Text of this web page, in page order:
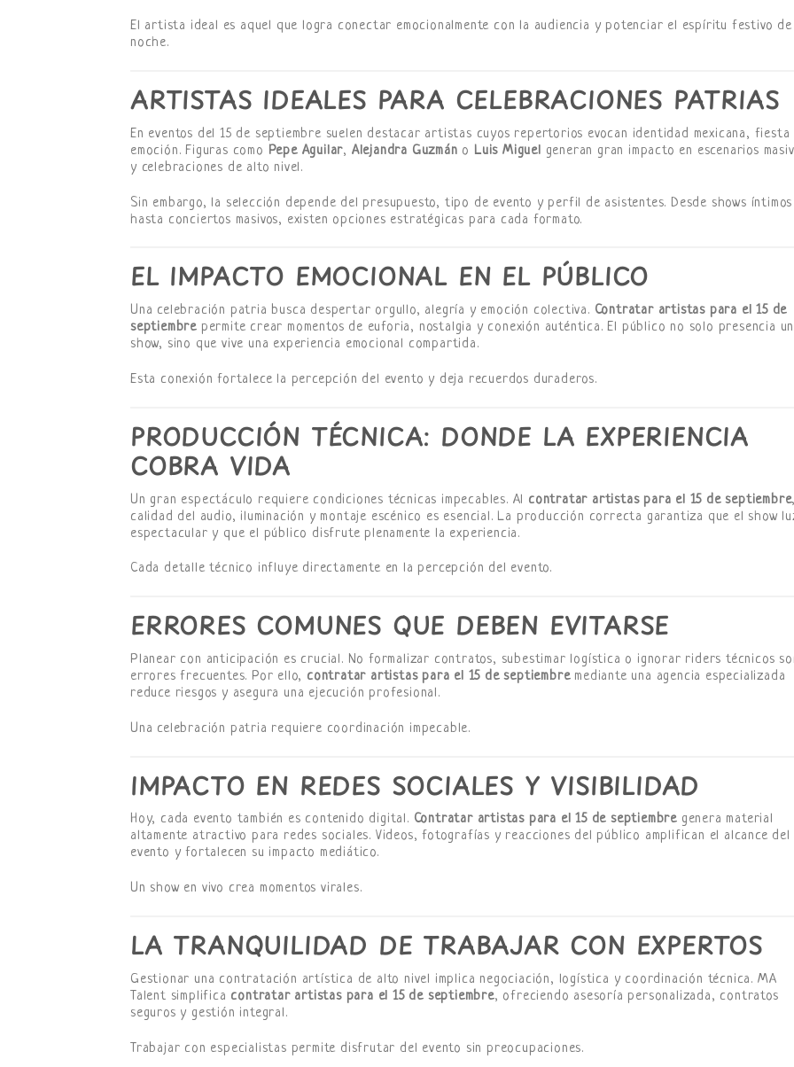
El artista ideal es aquel que logra conectar emocionalmente con la audiencia y potenciar el espíritu festivo de
noche.
ARTISTAS IDEALES PARA CELEBRACIONES PATRIAS
En eventos del 15 de septiembre suelen destacar artistas cuyos repertorios evocan identidad mexicana, fiesta
emoción. Figuras como Pepe Aguilar, Alejandra Guzmán o Luis Miguel generan gran impacto en escenarios
y celebraciones de alto nivel.
Sin embargo, la selección depende del presupuesto, tipo de evento y perfil de asistentes. Desde shows íntimos
hasta conciertos masivos, existen opciones estratégicas para cada formato.
EL IMPACTO EMOCIONAL EN EL PÚBLICO
Una celebración patria busca despertar orgullo, alegría y emoción colectiva. Contratar artistas para el 15 de
septiembre permite crear momentos de euforia, nostalgia y conexión auténtica. El público no solo presencia un
show, sino que vive una experiencia emocional compartida.
Esta conexión fortalece la percepción del evento y deja recuerdos duraderos.
PRODUCCIÓN TÉCNICA: DONDE LA EXPERIENCIA
COBRA VIDA
Un gran espectáculo requiere condiciones técnicas impecables. Al contratar artistas para el 15 de septiembre
calidad del audio, iluminación y montaje escénico es esencial. La producción correcta garantiza que el show
espectacular y que el público disfrute plenamente la experiencia.
Cada detalle técnico influye directamente en la percepción del evento.
ERRORES COMUNES QUE DEBEN EVITARSE
Planear con anticipación es crucial. No formalizar contratos, subestimar logística o ignorar riders técnicos
errores frecuentes. Por ello, contratar artistas para el 15 de septiembremediante una agencia especializada
reduce riesgos y asegura una ejecución profesional.
Una celebración patria requiere coordinación impecable.
IMPACTO EN REDES SOCIALES Y VISIBILIDAD
Hoy, cada evento también es contenido digital. Contratar artistas para el 15 de septiembre genera material
altamente atractivo para redes sociales. Videos, fotografías y reacciones del público amplifican el alcance del
evento y fortalecen su impacto mediático.
Un show en vivo crea momentos virales.
LA TRANQUILIDAD DE TRABAJAR CON EXPERTOS
Gestionar una contratación artística de alto nivel implica negociación, logística y coordinación técnica. MA
Talent simplifica contratar artistas para el 15 de septiembre, ofreciendo asesoría personalizada, contratos
seguros y gestión integral.
Trabajar con especialistas permite disfrutar del evento sin preocupaciones.